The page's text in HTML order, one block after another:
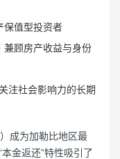
保值型投资者
兼顾房产收益与身份
注社会影响力的长期
成为加勒比地区最
金返还”特性吸引了